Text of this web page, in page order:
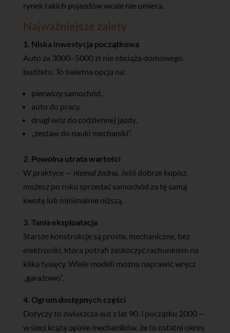
rynek takich pojazdów wcale nie umiera.
Najważniejsze zalety
1. Niska inwestycja początkowa
Auto za 3000–5000 zł nie obciąża domowego
budżetu. To świetna opcja na:
pierwszy samochód,
auto do pracy,
drugi wóz do codziennej jazdy,
„zestaw do nauki mechaniki”.
2. Powolna utrata wartości
W praktyce — niemal żadna. Jeśli dobrze kupisz,
możesz po roku sprzedać samochód za tę samą
kwotę lub minimalnie niższą.
3. Tania eksploatacja
Starsze konstrukcje są proste, mechaniczne, bez
elektroniki, która potrafi zaskoczyć rachunkiem na
kilka tysięcy. Wiele modeli można naprawić wręcz
„garażowo”.
4. Ogrom dostępnych części
Dotyczy to zwłaszcza aut z lat 90. i początku 2000 —
w sieci krążą opinie mechaników, że to ostatni okres